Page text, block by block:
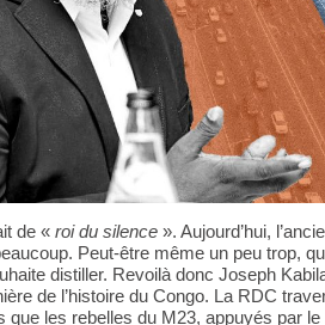
de « roi du silence ». Aujourd’hui,
Peut-être même un peu trop,
distiller. Revoilà donc Joseph
de l’histoire du Congo. La RDC
que les rebelles du M23, appuyés par